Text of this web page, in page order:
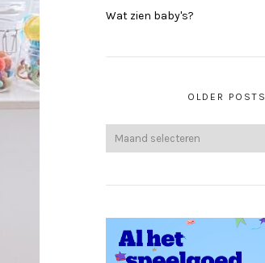
Wat zien baby's?
OLDER POSTS